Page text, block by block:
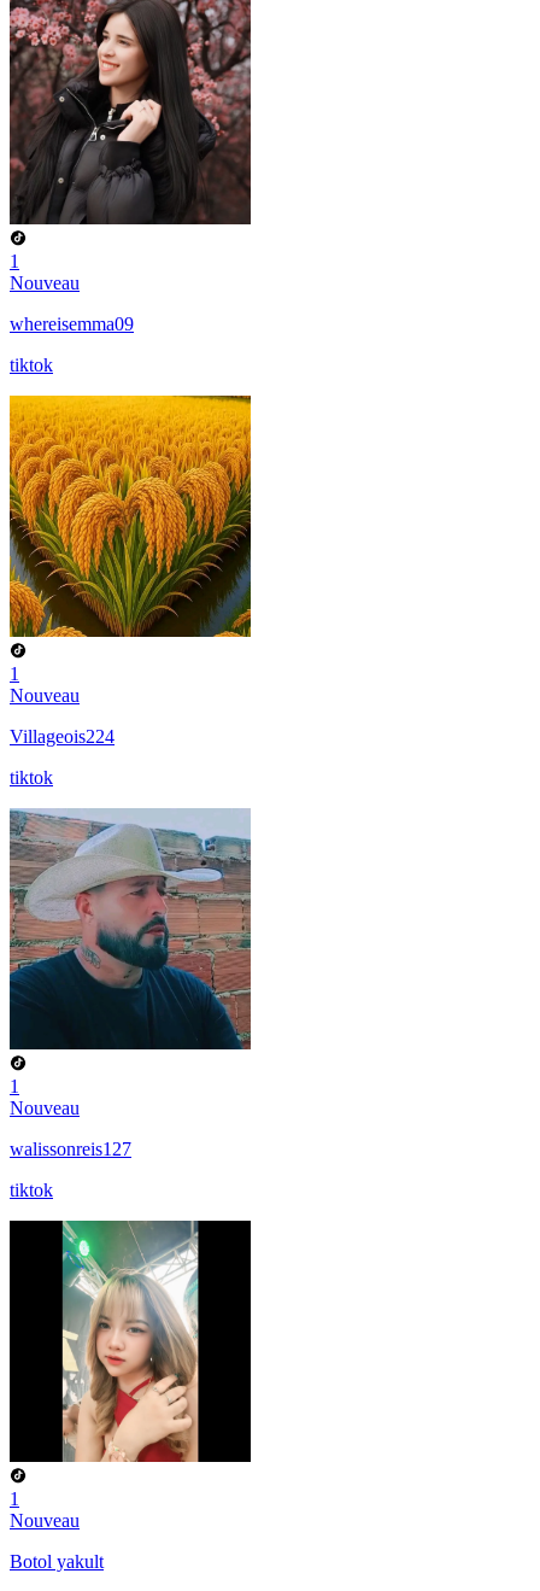
1
Nouveau
whereisemma09
tiktok
1
Nouveau
Villageois224
tiktok
1
Nouveau
walissonreis127
tiktok
1
Nouveau
Botol yakult